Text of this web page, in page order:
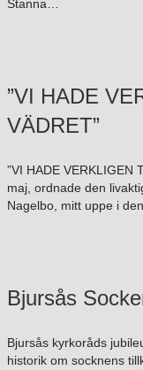
Stanna…
”VI HADE
VÄDRET”
”VI HADE VERKLIGEN
maj, ordnade den
Nagelbo, mitt uppe i
Bjursås
Bjursås kyrkoråds
historik om socknens